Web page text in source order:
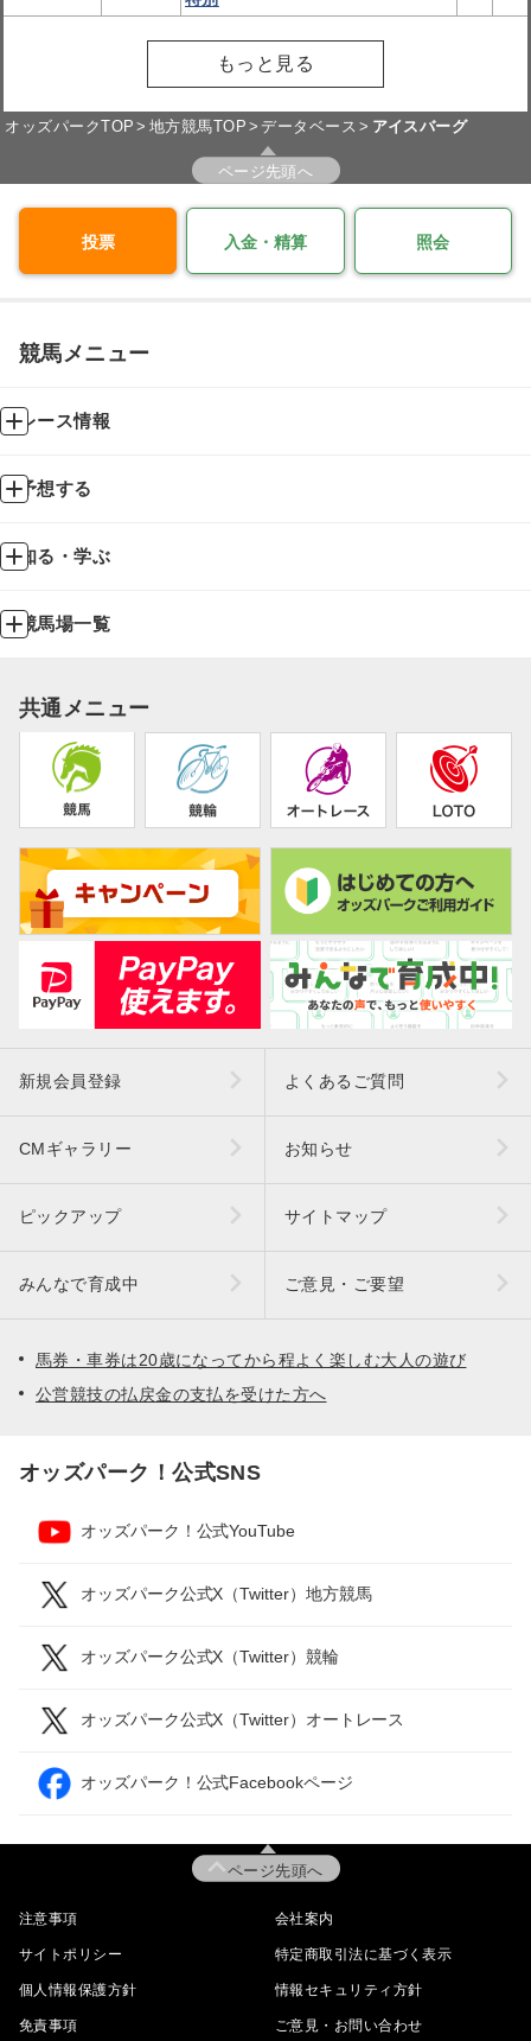
もっと見る
オッズパークTOP 地方競馬TOP データベース アイスバーグ
ページ先頭へ
投票 入金・精算 照会
競馬メニュー
レース情報
予想する
知る・学ぶ
競馬場一覧
共通メニュー
新規会員登録 よくあるご質問
CMギャラリー お知らせ
ピックアップ サイトマップ
みんなで育成中 ご意見・ご要望
馬券・車券は20歳になってから程よく楽しむ大人の遊び
公営競技の払戻金の支払を受けた方へ
オッズパーク！公式SNS
オッズパーク！公式YouTube
オッズパーク公式X（Twitter）地方競馬
オッズパーク公式X（Twitter）競輪
オッズパーク公式X（Twitter）オートレース
オッズパーク！公式Facebookページ
ページ先頭へ
注意事項 会社案内
サイトポリシー 特定商取引法に基づく表示
個人情報保護方針 情報セキュリティ方針
免責事項 ご意見・お問い合わせ